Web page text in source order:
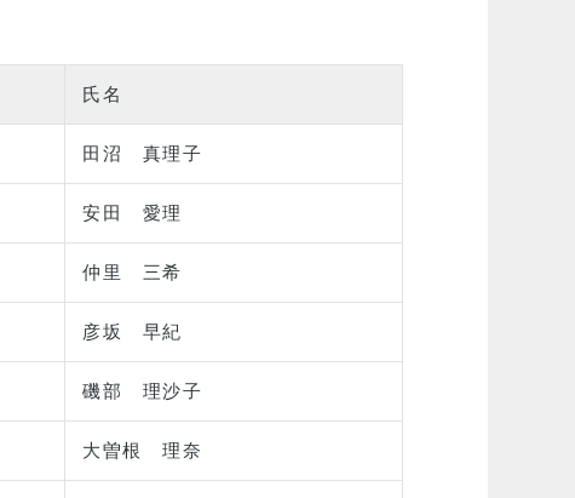
氏名
田沼 真理子
安田 愛理
仲里 三希
彦坂 早紀
磯部 理沙子
大曽根 理奈